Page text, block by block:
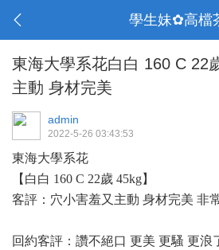
學生妹✿高檔
東海大學系花白白 160 C 22
主動 身材完美
admin
2022-5-26 03:43:53
東海大學系花
【白白 160 C 22歲 45kg】
客評：穴小害羞又主動 身材完美 非
回約客評：讚不絕口 更美 更騷 更